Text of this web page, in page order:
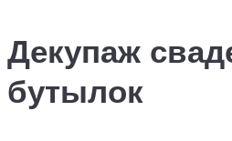
Декупаж
бутылок